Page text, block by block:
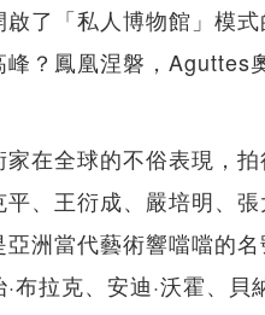
了「私人博物館」模
？鳳凰涅磐，Aguttes
在全球的不俗表現，
、王衍成、嚴培明、
洲當代藝術響噹噹的
布拉克、安迪·沃霍、貝